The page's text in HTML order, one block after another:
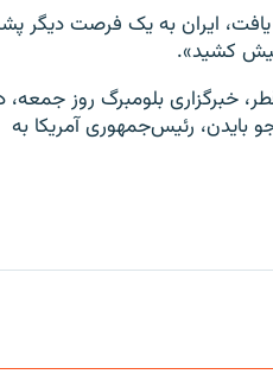
یافت، ایران به یک فرصت دیگر
کشید».
خبرگزاری بلومبرگ روز
بایدن، رئیس‌جمهوری آمریکا به